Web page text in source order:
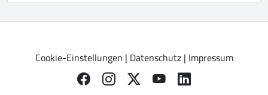
Cookie-Einstellungen | Datenschutz| Impressum